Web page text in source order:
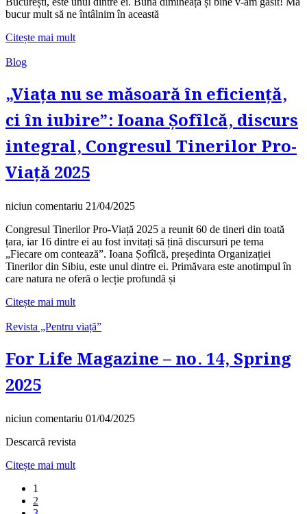
bucur mult să ne întâlnim în această
Citește mai mult
Blog
„Viața nu se măsoară în eficiență,
ci în iubire”: Ioana Șofîlcă, discurs
integral, Congresul Tinerilor Pro-
Viață 2025
niciun comentariu 21/04/2025
Congresul Tinerilor Pro-Viață 2025 a reunit 60 de tineri din toată
țara, iar 16 dintre ei au fost invitați să țină discursuri pe tema
„Fiecare om contează”. Ioana Șofîlcă, președinta Organizației
Tinerilor din Sibiu, este unul dintre ei. Primăvara este anotimpul în
care natura ne oferă o lecție profundă și
Citește mai mult
Revista „Pentru viață”
For Life Magazine – no. 14, Spring
2025
niciun comentariu 01/04/2025
Descarcă revista
Citește mai mult
1
2